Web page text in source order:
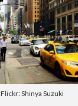
Flickr: Shinya Suzuki